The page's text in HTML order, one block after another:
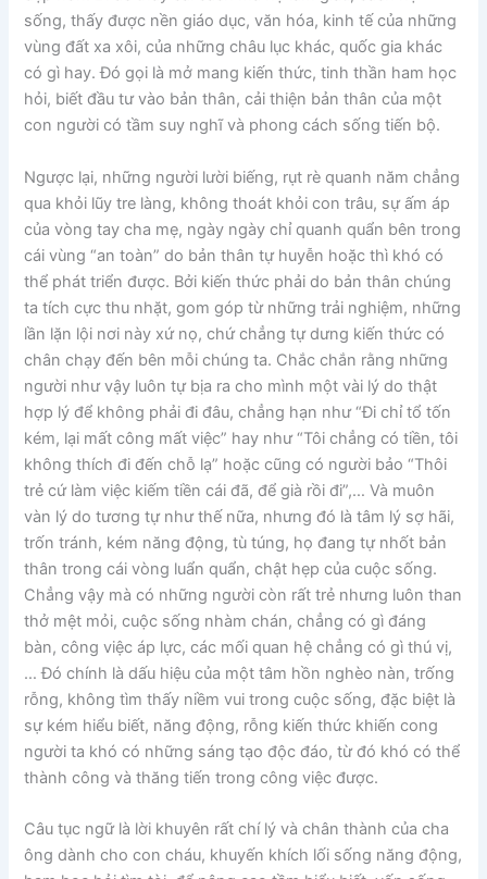
sống, thấy được nền giáo dục, văn hóa, kinh tế của những
vùng đất xa xôi, của những châu lục khác, quốc gia khác
có gì hay. Đó gọi là mở mang kiến thức, tinh thần ham học
hỏi, biết đầu tư vào bản thân, cải thiện bản thân của một
con người có tầm suy nghĩ và phong cách sống tiến bộ.
Ngược lại, những người lười biếng, rụt rè quanh năm chẳng
qua khỏi lũy tre làng, không thoát khỏi con trâu, sự ấm áp
của vòng tay cha mẹ, ngày ngày chỉ quanh quẩn bên trong
cái vùng “an toàn” do bản thân tự huyễn hoặc thì khó có
thể phát triển được. Bởi kiến thức phải do bản thân chúng
ta tích cực thu nhặt, gom góp từ những trải nghiệm, những
lần lặn lội nơi này xứ nọ, chứ chẳng tự dưng kiến thức có
chân chạy đến bên mỗi chúng ta. Chắc chắn rằng những
người như vậy luôn tự bịa ra cho mình một vài lý do thật
hợp lý để không phải đi đâu, chẳng hạn như “Đi chỉ tổ tốn
kém, lại mất công mất việc” hay như “Tôi chẳng có tiền, tôi
không thích đi đến chỗ lạ” hoặc cũng có người bảo “Thôi
trẻ cứ làm việc kiếm tiền cái đã, để già rồi đi”,… Và muôn
vàn lý do tương tự như thế nữa, nhưng đó là tâm lý sợ hãi,
trốn tránh, kém năng động, tù túng, họ đang tự nhốt bản
thân trong cái vòng luẩn quẩn, chật hẹp của cuộc sống.
Chẳng vậy mà có những người còn rất trẻ nhưng luôn than
thở mệt mỏi, cuộc sống nhàm chán, chẳng có gì đáng
bàn, công việc áp lực, các mối quan hệ chẳng có gì thú vị,
… Đó chính là dấu hiệu của một tâm hồn nghèo nàn, trống
rỗng, không tìm thấy niềm vui trong cuộc sống, đặc biệt là
sự kém hiểu biết, năng động, rỗng kiến thức khiến cong
người ta khó có những sáng tạo độc đáo, từ đó khó có thể
thành công và thăng tiến trong công việc được.
Câu tục ngữ là lời khuyên rất chí lý và chân thành của cha
ông dành cho con cháu, khuyến khích lối sống năng động,